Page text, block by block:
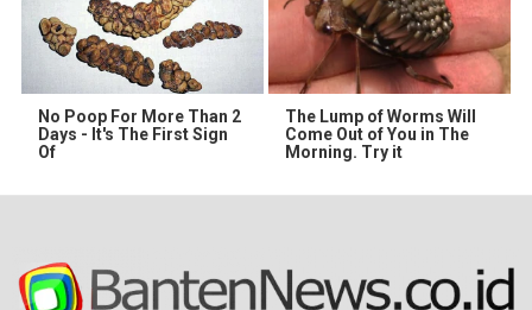
No Poop For More Than 2
Days - It's The First Sign
Of
The Lump of Worms Will
Come Out of You in The
Morning. Try it